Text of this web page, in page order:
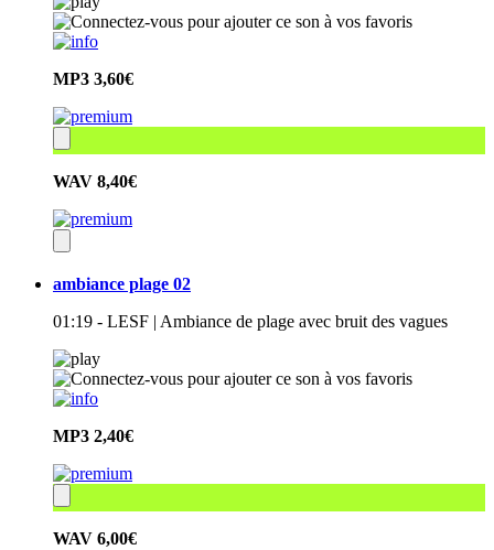
MP3 3,60€
WAV 8,40€
ambiance plage 02
01:19 - LESF | Ambiance de plage avec bruit des vagues
MP3 2,40€
WAV 6,00€